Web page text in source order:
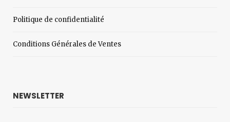
Politique de confidentialité
Conditions Générales de Ventes
NEWSLETTER